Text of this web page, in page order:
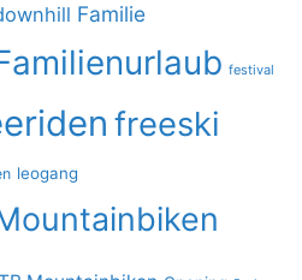
Familie
festival
freeski
leogang